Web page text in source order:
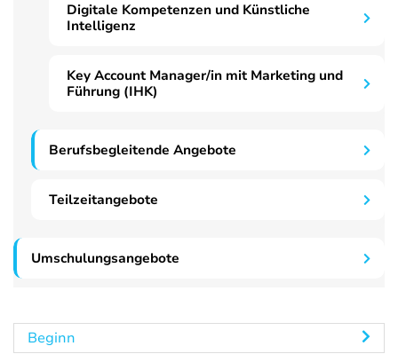
Digitale Kompetenzen und Künstliche
Intelligenz
Key Account Manager/in mit Marketing und
Führung (IHK)
Berufsbegleitende Angebote
Teilzeitangebote
Umschulungsangebote
Beginn